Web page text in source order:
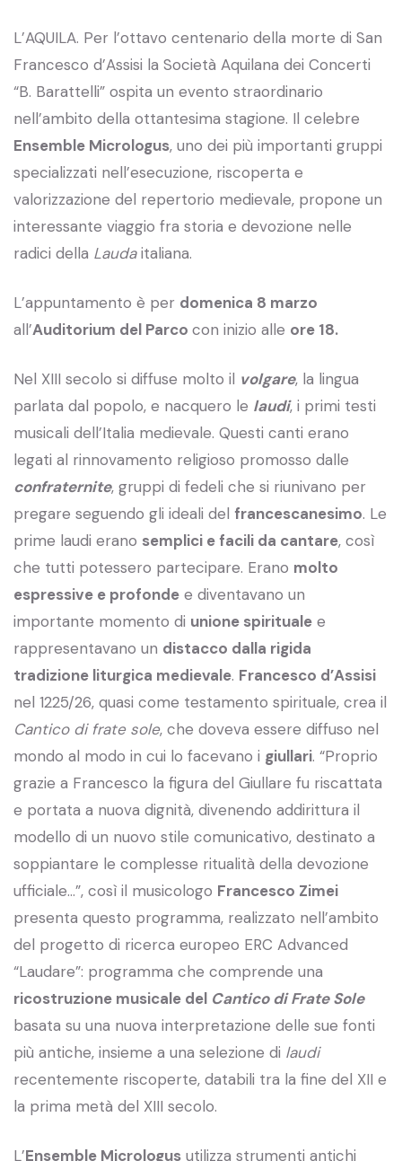
L’AQUILA. Per l’ottavo centenario della morte di San
Francesco d’Assisi la Società Aquilana dei Concerti
“B. Barattelli” ospita un evento straordinario
nell’ambito della ottantesima stagione. Il celebre
Ensemble Micrologus, uno dei più importanti gruppi
specializzati nell’esecuzione, riscoperta e
valorizzazione del repertorio medievale, propone un
interessante viaggio fra storia e devozione nelle
radici della Laudaitaliana.
L’appuntamento è per domenica 8 marzo
all’Auditorium del Parco con inizio alle ore 18.
Nel XIII secolo si diffuse molto il volgare, la lingua
parlata dal popolo, e nacquero le laudi, i primi testi
musicali dell’Italia medievale. Questi canti erano
legati al rinnovamento religioso promosso dalle
confraternite, gruppi di fedeli che si riunivano per
pregare seguendo gli ideali del francescanesimo. Le
prime laudi erano semplici e facili da cantare, così
che tutti potessero partecipare. Erano molto
espressive e profonde e diventavano un
importante momento di unione spirituale e
rappresentavano un distacco dalla rigida
tradizione liturgica medievale. Francesco d’Assisi
nel 1225/26, quasi come testamento spirituale, crea il
Cantico di frate sole, che doveva essere diffuso nel
mondo al modo in cui lo facevano i giullari. “Proprio
grazie a Francesco la figura del Giullare fu riscattata
e portata a nuova dignità, divenendo addirittura il
modello di un nuovo stile comunicativo, destinato a
soppiantare le complesse ritualità della devozione
ufficiale…”, così il musicologo Francesco Zimei
presenta questo programma, realizzato nell’ambito
del progetto di ricerca europeo ERC Advanced
“Laudare”: programma che comprende una
ricostruzione musicale del Cantico di Frate Sole
basata su una nuova interpretazione delle sue fonti
più antiche, insieme a una selezione di laudi
recentemente riscoperte, databili tra la fine del XII e
la prima metà del XIII secolo.
L’Ensemble Micrologus utilizza strumenti antichi